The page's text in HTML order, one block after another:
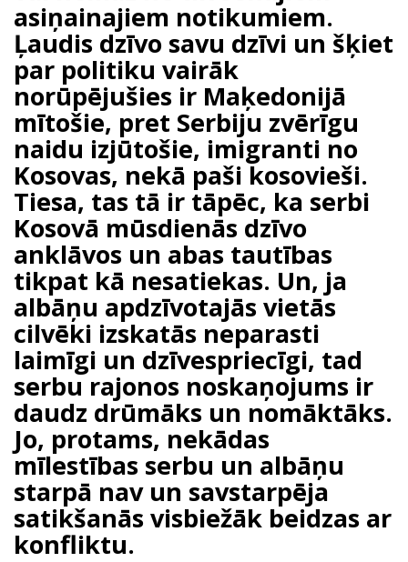
asiņainajiem notikumiem.
Ļaudis dzīvo savu dzīvi un šķiet
par politiku vairāk
norūpējušies ir Maķedonijā
mītošie, pret Serbiju zvērīgu
naidu izjūtošie, imigranti no
Kosovas, nekā paši kosovieši.
Tiesa, tas tā ir tāpēc, ka serbi
Kosovā mūsdienās dzīvo
anklāvos un abas tautības
tikpat kā nesatiekas. Un, ja
albāņu apdzīvotajās vietās
cilvēki izskatās neparasti
laimīgi un dzīvespriecīgi, tad
serbu rajonos noskaņojums ir
daudz drūmāks un nomāktāks.
Jo, protams, nekādas
mīlestības serbu un albāņu
starpā nav un savstarpēja
satikšanās visbiežāk beidzas ar
konfliktu.